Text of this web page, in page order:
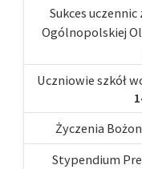
Sukces
Ogólnopolskiej
Uczniowie szkół
Życzenia
Stypendium